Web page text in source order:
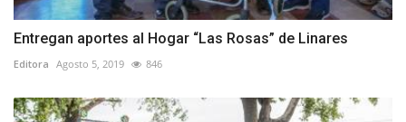
Entregan aportes al Hogar “Las Rosas” de Linares
Editora Agosto 5, 2019 846